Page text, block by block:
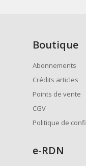
Boutique
Abonnements
Crédits articles
Points de vente
CGV
Politique de
e-RDN